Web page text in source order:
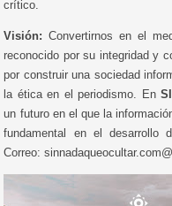
crítico.
Visión: Convertirnos en el
reconocido por su integridad y
por construir una sociedad
la ética en el periodismo. En
un futuro en el que la
fundamental en el desarrollo
Correo: